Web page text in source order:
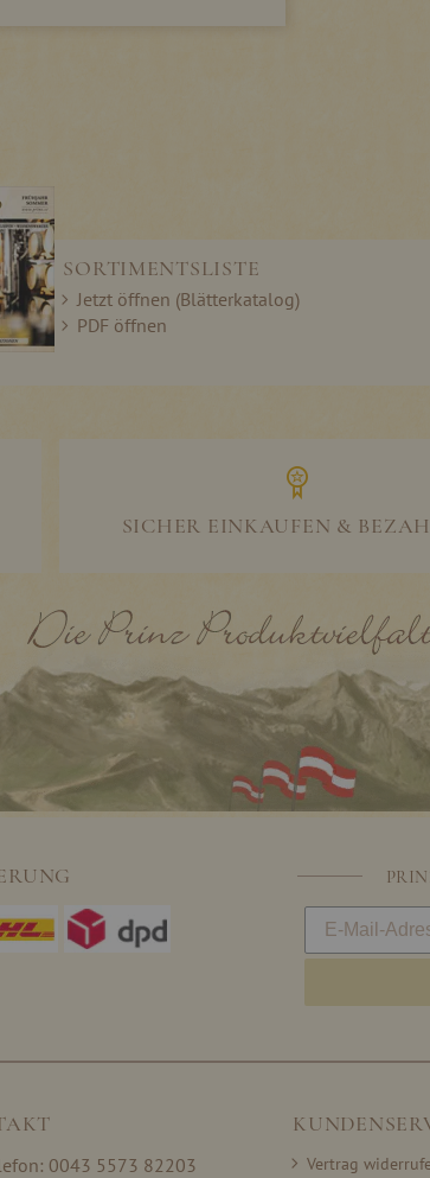
SORTIMENTSLISTE
Jetzt öffnen (Blätterkatalog)
PDF öffnen
SICHER EINKAUFEN &
0043 5573 82203 Vertrag